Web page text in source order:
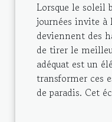
Lorsque le soleil
journées invite à
deviennent des
de tirer le
adéquat est un
transformer ces
de paradis. Cet